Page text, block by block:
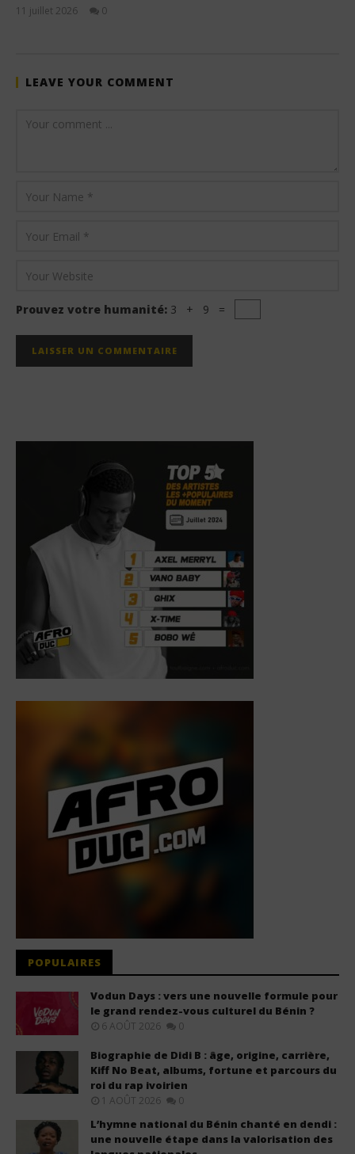
11 juillet 2026
0
LEAVE YOUR COMMENT
Prouvez votre humanité: 3 + 9 =
POPULAIRES
Vodun Days : vers une nouvelle formule pour
le grand rendez-vous culturel du Bénin ?
6 AOÛT 2026 0
Biographie de Didi B : âge, origine, carrière,
Kiff No Beat, albums, fortune et parcours du
roi du rap ivoirien
1 AOÛT 2026 0
L’hymne national du Bénin chanté en dendi :
une nouvelle étape dans la valorisation des